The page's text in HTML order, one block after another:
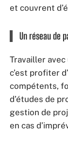
et couvrent
Un réseau de
Travailler
c’est profiter
compétents,
d’études de
gestion de
en cas